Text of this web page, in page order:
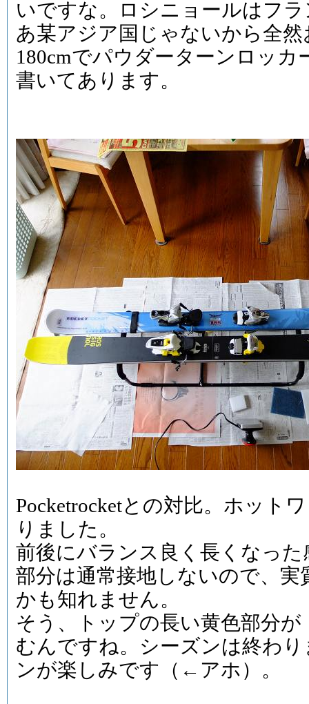
いですな。ロシニョールはフ
あ某アジア国じゃないから全然
180cmでパウダーターンロッ
書いてあります。
Pocketrocketとの対比。ホット
りました。
前後にバランス良く長くなっ
部分は通常接地しないので、
かも知れません。
そう、トップの長い黄色部分
むんですね。シーズンは終わ
ンが楽しみです（←アホ）。